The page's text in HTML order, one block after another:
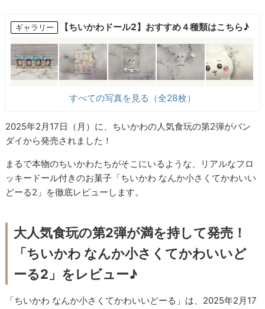
ギャラリー 【ちいかわドール2】おすすめ４種類はこちら♪
すべての写真を見る（全28枚）
2025年2月17日（月）に、ちいかわの人気食玩の第2弾がバン
ダイから発売されました！
まるで本物のちいかわたちがそこにいるような、リアルなフロ
ッキードール付きのお菓子「ちいかわ なんか小さくてかわいい
どーる2」を徹底レビューします。
大人気食玩の第2弾が満を持して発売！
「ちいかわ なんか小さくてかわいいど
ーる2」をレビュー♪
「ちいかわ なんか小さくてかわいいどーる」は、2025年2月17